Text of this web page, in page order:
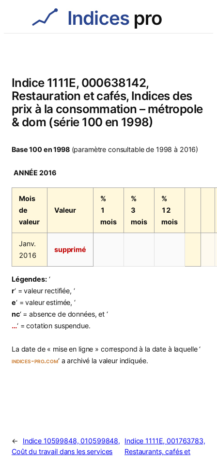
Indice 1111E, 000638142,
Restauration et cafés, Indices des
prix à la consommation – métropole
& dom (série 100 en 1998)
Base 100 en 1998(paramètre consultable de 1998 à 2016)
ANNÉE 2016
Mois
de
valeur
Valeur
%
1
mois
%
3
mois
%
12
mois
Janv.
2016
supprimé
Légendes:‘
r‘ = valeur rectifiée, ‘
e‘ = valeur estimée, ‘
nc‘ = absence de données, et ‘
…‘ = cotation suspendue.
La date de « mise en ligne » correspond à la date à laquelle ‘
indices-pro.com‘ a archivé la valeur indiquée.
←
Indice 10599848, 010599848,
Coût du travail dans les services
Indice 1111E, 001763783,
Restaurants, cafés et